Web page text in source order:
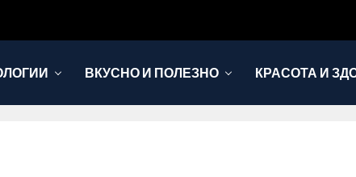
ВКУСНО И ПОЛЕЗНО КРАСОТА И